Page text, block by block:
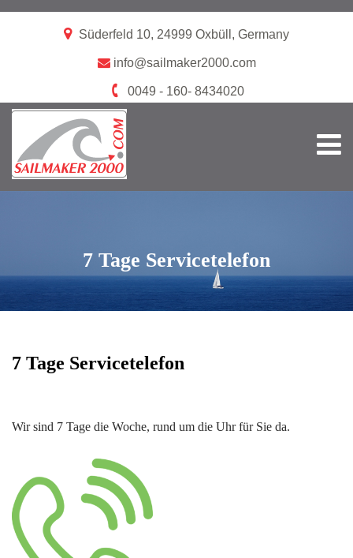
Süderfeld 10, 24999 Oxbüll, Germany
info@sailmaker2000.com
0049 - 160- 8434020
7 Tage Servicetelefon
7 Tage Servicetelefon
Wir sind 7 Tage die Woche, rund um die Uhr für Sie da.